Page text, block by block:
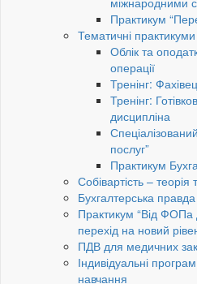
Практикум
Тематичні
Облік та
операції
Тренінг:
Тренінг:
дисципліна
послуг”
Практикум
Собівартість – теорія
Бухгалтерська
Практикум “Від ФОПа
перехід на новий
ПДВ для медичних
Індивідуальні
навчання